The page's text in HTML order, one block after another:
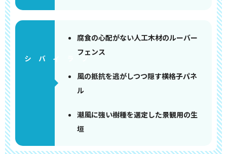
腐食の心配がない人工木材のルーバー
フェンス
風の抵抗を逃がしつつ隠す横格子パネ
ル
潮風に強い樹種を選定した景観用の生
垣